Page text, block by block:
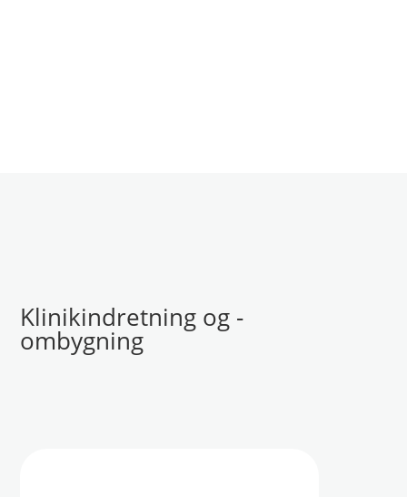
Klinikindretning og -
ombygning